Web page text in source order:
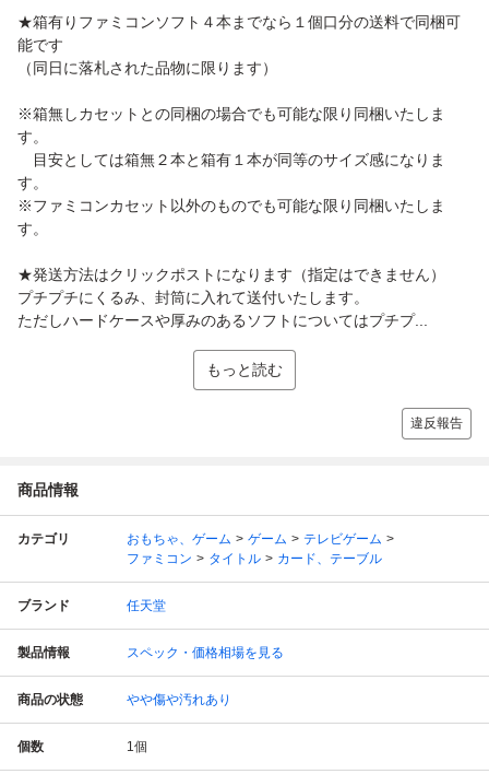
★箱有りファミコンソフト４本までなら１個口分の送料で同梱可
能です
（同日に落札された品物に限ります）
※箱無しカセットとの同梱の場合でも可能な限り同梱いたしま
す。
目安としては箱無２本と箱有１本が同等のサイズ感になりま
す。
※ファミコンカセット以外のものでも可能な限り同梱いたしま
す。
★発送方法はクリックポストになります（指定はできません）
プチプチにくるみ、封筒に入れて送付いたします。
ただしハードケースや厚みのあるソフトについてはプチプ...
もっと読む
違反報告
商品情報
カテゴリ おもちゃ、ゲーム ゲーム
テレビゲーム
ファミコン
タイトル カード、テーブル
ブランド 任天堂
製品情報 スペック・価格相場を見る
商品の状態 やや傷や汚れあり
個数 1個